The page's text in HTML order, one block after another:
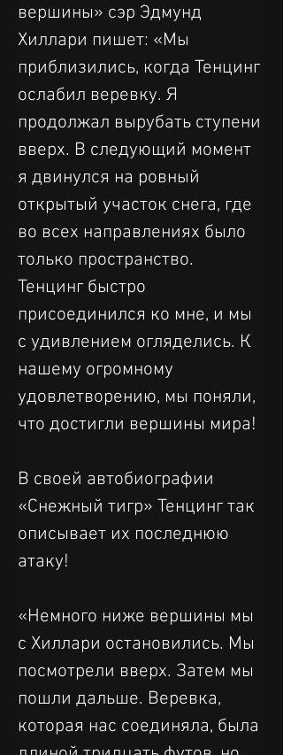
вершины» сэр Эдмунд
Хиллари пишет: «Мы
приблизились, когда Тенцинг
ослабил веревку. Я
продолжал вырубать ступени
вверх. В следующий момент
я двинулся на ровный
открытый участок снега, где
во всех направлениях было
только пространство.
Тенцинг быстро
присоединился ко мне, и мы
с удивлением огляделись. К
нашему огромному
удовлетворению, мы поняли,
что достигли вершины мира!
В своей автобиографии
«Снежный тигр» Тенцинг так
описывает их последнюю
атаку!
«Немного ниже вершины мы
с Хиллари остановились. Мы
посмотрели вверх. Затем мы
пошли дальше. Веревка,
которая нас соединяла, была